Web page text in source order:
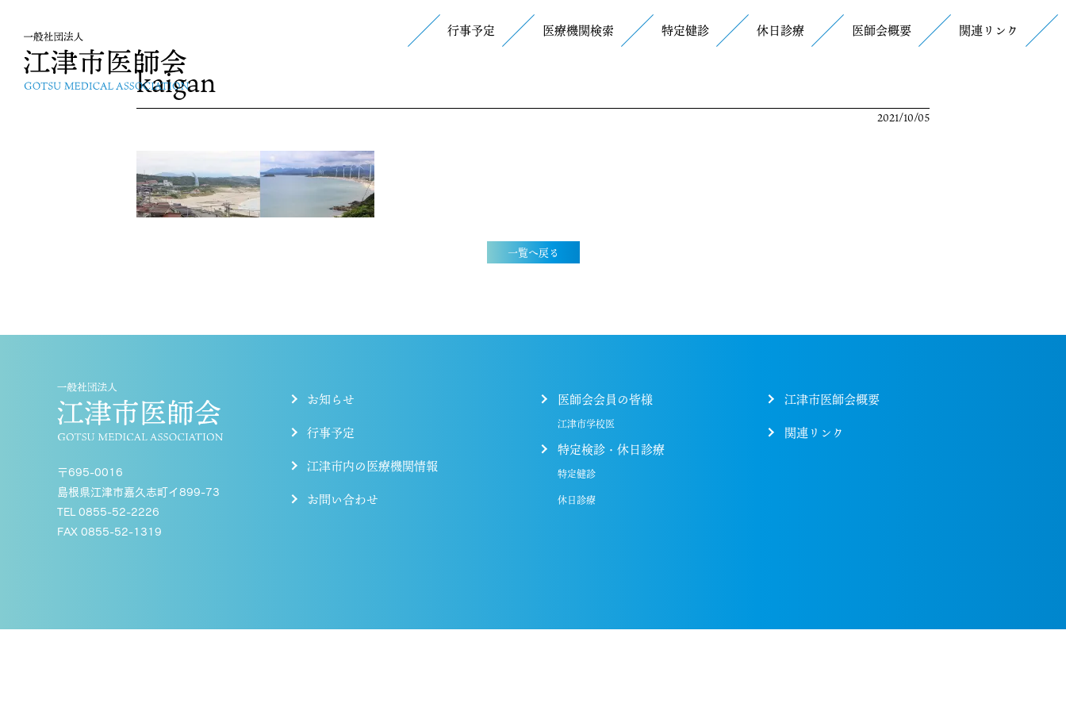
行事予定 医療機関検索 特定健診 休日診療 医師会概要 関連リンク
kaigan
2021/10/05
一覧へ戻る
〒695-0016
島根県江津市嘉久志町イ899-73
TEL 0855-52-2226
FAX 0855-52-1319
お知らせ
行事予定
江津市内の医療機関情報
お問い合わせ
医師会会員の皆様
江津市学校医
特定検診・休日診療
特定健診
休日診療
江津市医師会概要
関連リンク